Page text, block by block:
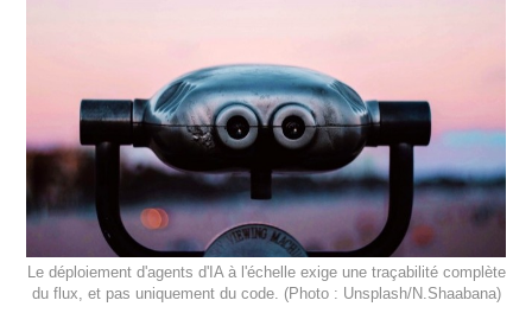
Le déploiement d'agents d'IA à l'échelle exige une traçabilité complète
du flux, et pas uniquement du code. (Photo : Unsplash/N.Shaabana)